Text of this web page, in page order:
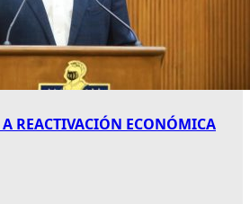
REACTIVACIÓN ECONÓMICA